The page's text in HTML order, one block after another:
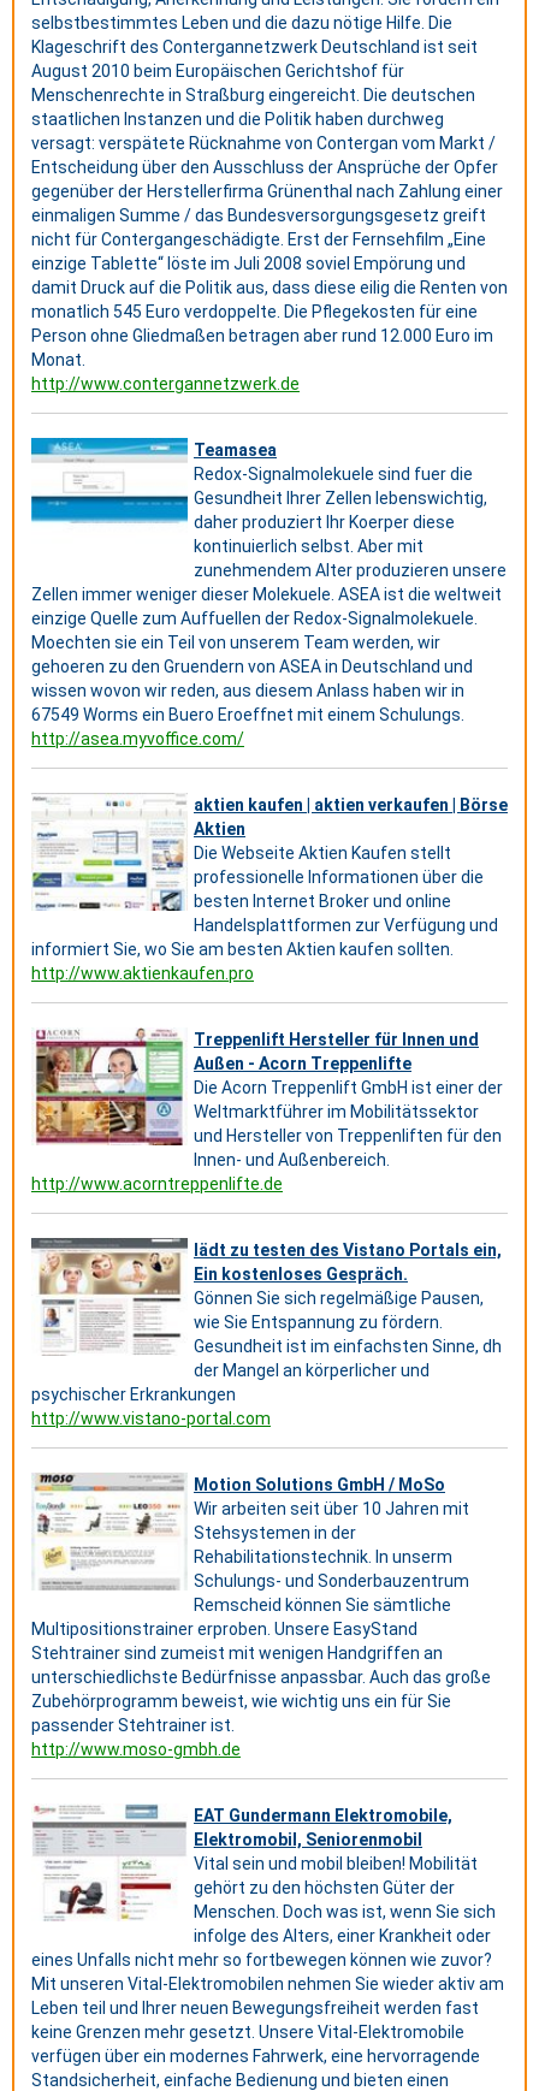
selbstbestimmtes Leben und die dazu nötige Hilfe. Die
Klageschrift des Contergannetzwerk Deutschland ist seit
August 2010 beim Europäischen Gerichtshof für
Menschenrechte in Straßburg eingereicht. Die deutschen
staatlichen Instanzen und die Politik haben durchweg
versagt: verspätete Rücknahme von Contergan vom Markt /
Entscheidung über den Ausschluss der Ansprüche der Opfer
gegenüber der Herstellerfirma Grünenthal nach Zahlung einer
einmaligen Summe / das Bundesversorg­ungs­gesetz greift
nicht für Contergangeschädigte. Erst der Fernsehfilm „Eine
einzige Tablette“ löste im Juli 2008 soviel Empörung und
damit Druck auf die Politik aus, dass diese eilig die Renten von
monatlich 545 Euro verdoppelte. Die Pflegekosten für eine
Person ohne Gliedmaßen betragen aber rund 12.000 Euro im
Monat.
http://www.contergannetzwerk.de
Teamasea
Redox-Signalmolekuele sind fuer die
Gesundheit Ihrer Zellen lebenswichtig,
daher produziert Ihr Koerper diese
kontinuierlich selbst. Aber mit
zunehmendem Alter produzieren unsere
Zellen immer weniger dieser Molekuele. ASEA ist die weltweit
einzige Quelle zum Auffuellen der Redox-Signalmolekuele.
Moechten sie ein Teil von unserem Team werden, wir
gehoeren zu den Gruendern von ASEA in Deutschland und
wissen wovon wir reden, aus diesem Anlass haben wir in
67549 Worms ein Buero Eroeffnet mit einem Schulungs.
http://asea.myvoffice.com/
aktien kaufen | aktien verkaufen | Börse
Aktien
Die Webseite Aktien Kaufen stellt
professionelle Informationen über die
besten Internet Broker und online
Handelsplattformen zur Verfügung und
informiert Sie, wo Sie am besten Aktien kaufen sollten.
http://www.aktienkaufen.pro
Treppenlift Hersteller für Innen und
Außen - Acorn Treppenlifte
Die Acorn Treppenlift GmbH ist einer der
Weltmarktführer im Mobilitätssektor
und Hersteller von Treppenliften für den
Innen- und Außenbereich.
http://www.acorntreppenlifte.de
lädt zu testen des Vistano Portals ein,
Ein kostenloses Gespräch.
Gönnen Sie sich regelmäßige Pausen,
wie Sie Entspannung zu fördern.
Gesundheit ist im einfachsten Sinne, dh
der Mangel an körperlicher und
psychischer Erkrankungen
http://www.vistano-portal.com
Motion Solutions GmbH / MoSo
Wir arbeiten seit über 10 Jahren mit
Stehsystemen in der
Rehabilitationstechnik. In unserm
Schulungs- und Sonderbauzentrum
Remscheid können Sie sämtliche
Multipositionstrainer erproben. Unsere EasyStand
Stehtrainer sind zumeist mit wenigen Handgriffen an
unterschiedlichste Bedürfnisse anpassbar. Auch das große
Zubehörprogramm beweist, wie wichtig uns ein für Sie
passender Stehtrainer ist.
http://www.moso-gmbh.de
EAT Gundermann Elektromobile,
Elektromobil, Seniorenmobil
Vital sein und mobil bleiben! Mobilität
gehört zu den höchsten Güter der
Menschen. Doch was ist, wenn Sie sich
infolge des Alters, einer Krankheit oder
eines Unfalls nicht mehr so fortbewegen können wie zuvor?
Mit unseren Vital-Elektromobilen nehmen Sie wieder aktiv am
Leben teil und Ihrer neuen Bewegungsfreiheit werden fast
keine Grenzen mehr gesetzt. Unsere Vital-Elektromobile
verfügen über ein modernes Fahrwerk, eine hervorragende
Standsicherheit, einfache Bedienung und bieten einen